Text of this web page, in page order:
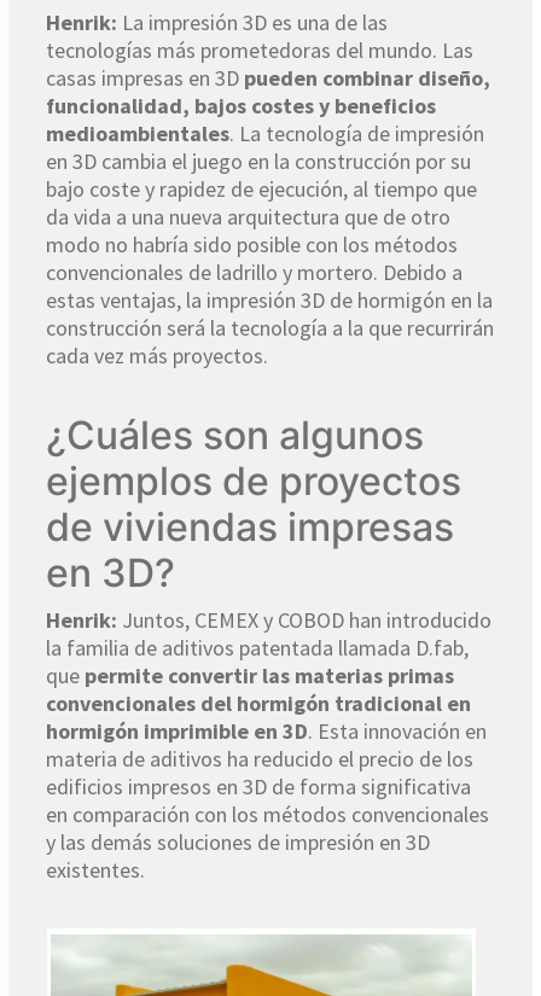
Henrik: La impresión 3D es una de las
tecnologías más prometedoras del mundo. Las
casas impresas en 3D pueden combinar diseño,
funcionalidad, bajos costes y beneficios
medioambientales. La tecnología de impresión
en 3D cambia el juego en la construcción por su
bajo coste y rapidez de ejecución, al tiempo que
da vida a una nueva arquitectura que de otro
modo no habría sido posible con los métodos
convencionales de ladrillo y mortero. Debido a
estas ventajas, la impresión 3D de hormigón en la
construcción será la tecnología a la que recurrirán
cada vez más proyectos.
¿Cuáles son algunos
ejemplos de proyectos
de viviendas impresas
en 3D?
Henrik: Juntos, CEMEX y COBOD han introducido
la familia de aditivos patentada llamada D.fab,
que permite convertir las materias primas
convencionales del hormigón tradicional en
hormigón imprimible en 3D. Esta innovación en
materia de aditivos ha reducido el precio de los
edificios impresos en 3D de forma significativa
en comparación con los métodos convencionales
y las demás soluciones de impresión en 3D
existentes.